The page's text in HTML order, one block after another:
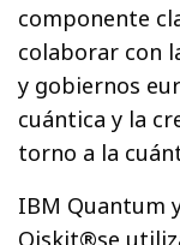
componente
colaborar con
y gobiernos
cuántica y la
torno a la
IBM Quantum
Qiskit®se